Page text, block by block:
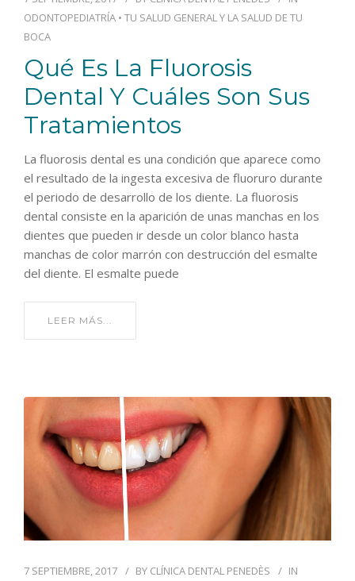
ODONTOPEDIATRÍA • TU SALUD GENERAL Y LA SALUD DE TU
BOCA
Qué Es La Fluorosis
Dental Y Cuáles Son Sus
Tratamientos
La fluorosis dental es una condición que aparece como
el resultado de la ingesta excesiva de fluoruro durante
el periodo de desarrollo de los diente. La fluorosis
dental consiste en la aparición de unas manchas en los
dientes que pueden ir desde un color blanco hasta
manchas de color marrón con destrucción del esmalte
del diente. El esmalte puede
LEER MÁS...
7 SEPTIEMBRE, 2017 BY CLÍNICA DENTAL PENEDÈS
IN